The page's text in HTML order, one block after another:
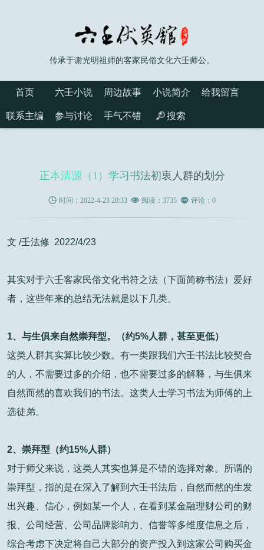
传承于谢光明祖师的客家民俗文化六壬师公。
首页 六壬小说 周边故事 小说简介 给我留言
联系主编 参与讨论 手气不错 搜索
正本清源（1）学习书法初衷人群的划分
 时间：2022-4-23 20:33  阅读：3735  评论：0
文 /壬法修 2022/4/23
其实对于六壬客家民俗文化书符之法（下面简称书法）爱好
者，这些年来的总结无法就是以下几类。
1、与生俱来自然崇拜型。（约5%人群，甚至更低）
这类人群其实算比较少数。有一类跟我们六壬书法比较契合
的 人，不需要过多的介绍，也不需要过多的解释，与生俱来
自然而然的喜欢我们的书法。这类人士学习书法为师傅的 上
选徒弟。
2、崇拜型（约15%人群）
对于师父来说，这类人其实也算是不错的选择对象。所谓的
崇拜型，指的是在深入了解到六壬书法后，自然而然的生发
出兴趣、信心，例如某一个人，在看到某金融理财公司的财
报、公司经营、公司品牌影响力、信誉等多维度信息之后，
综合考虑下决定将自己大部分的资产投入到这家公司购买金